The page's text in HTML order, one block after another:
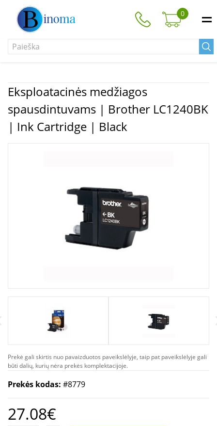
0
Eksploatacinės medžiagos
spausdintuvams | Brother LC1240BK
| Ink Cartridge | Black
Prekė gali skirtis nuo pavaizduotos paveikslėlyje, taip pat paveikslėlyje gali
būti dalių, kurių nėra prekės komplektacijoje.
Prekės kodas: #8779
27.08€